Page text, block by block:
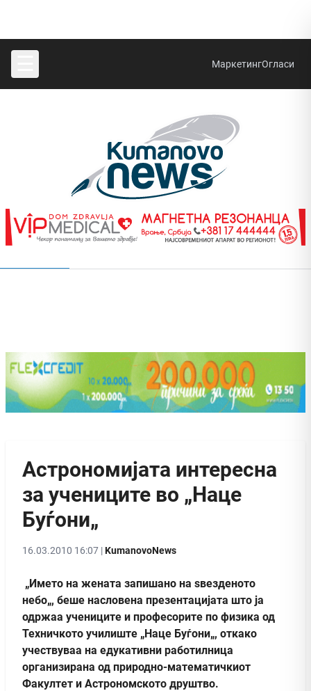
МаркетингОгласи
Астрономијата интересна
за учениците во „Наце
Буѓони„
16.03.2010 16:07 |KumanovoNews
„Името на жената запишано на ѕвезденото
небо„, беше насловена презентацијата што ја
одржаа учениците и професорите по физика од
Техничкото училиште „Наце Буѓони„, откако
учествуваа на едукативни работилница
организирана од природно-математичкиот
Факултет и Астрономското друштво.